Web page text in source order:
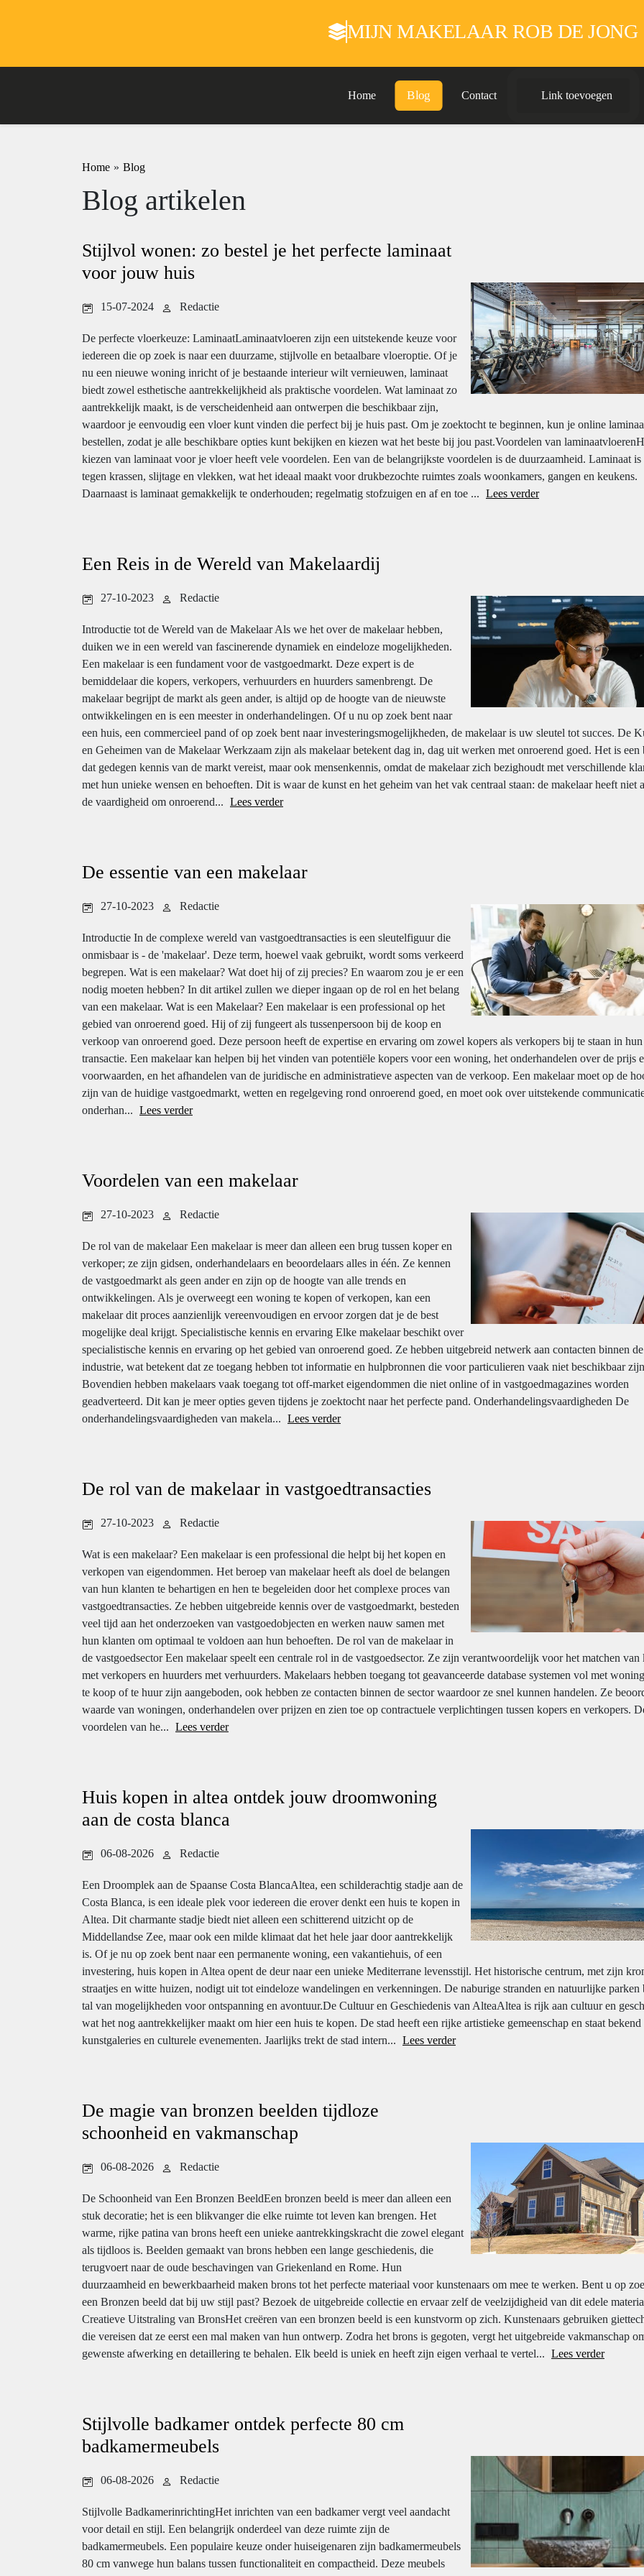
MIJN MAKELAAR ROB DE JONG
Home Blog Contact Link toevoegen
Home » Blog
Blog artikelen
Stijlvol wonen: zo bestel je het perfecte laminaat
voor jouw huis
15-07-2024 Redactie
De perfecte vloerkeuze: LaminaatLaminaatvloeren zijn een uitstekende keuze voor
iedereen die op zoek is naar een duurzame, stijlvolle en betaalbare vloeroptie. Of je
nu een nieuwe woning inricht of je bestaande interieur wilt vernieuwen, laminaat
biedt zowel esthetische aantrekkelijkheid als praktische voordelen. Wat laminaat zo
aantrekkelijk maakt, is de verscheidenheid aan ontwerpen die beschikbaar zijn,
waardoor je eenvoudig een vloer kunt vinden die perfect bij je huis past. Om je zoektocht te beginnen, kun je online
bestellen, zodat je alle beschikbare opties kunt bekijken en kiezen wat het beste bij jou past.Voordelen van
kiezen van laminaat voor je vloer heeft vele voordelen. Een van de belangrijkste voordelen is de duurzaamheid. Laminaat is
tegen krassen, slijtage en vlekken, wat het ideaal maakt voor drukbezochte ruimtes zoals woonkamers, gangen en keukens.
Daarnaast is laminaat gemakkelijk te onderhouden; regelmatig stofzuigen en af en toe ... Lees verder
Een Reis in de Wereld van Makelaardij
27-10-2023 Redactie
Introductie tot de Wereld van de Makelaar Als we het over de makelaar hebben,
duiken we in een wereld van fascinerende dynamiek en eindeloze mogelijkheden.
Een makelaar is een fundament voor de vastgoedmarkt. Deze expert is de
bemiddelaar die kopers, verkopers, verhuurders en huurders samenbrengt. De
makelaar begrijpt de markt als geen ander, is altijd op de hoogte van de nieuwste
ontwikkelingen en is een meester in onderhandelingen. Of u nu op zoek bent naar
een huis, een commercieel pand of op zoek bent naar investeringsmogelijkheden, de makelaar is uw sleutel tot succes. De
en Geheimen van de Makelaar Werkzaam zijn als makelaar betekent dag in, dag uit werken met onroerend goed. Het is een
dat gedegen kennis van de markt vereist, maar ook mensenkennis, omdat de makelaar zich bezighoudt met verschillende
met hun unieke wensen en behoeften. Dit is waar de kunst en het geheim van het vak centraal staan: de makelaar heeft niet
de vaardigheid om onroerend... Lees verder
De essentie van een makelaar
27-10-2023 Redactie
Introductie In de complexe wereld van vastgoedtransacties is een sleutelfiguur die
onmisbaar is - de 'makelaar'. Deze term, hoewel vaak gebruikt, wordt soms verkeerd
begrepen. Wat is een makelaar? Wat doet hij of zij precies? En waarom zou je er een
nodig moeten hebben? In dit artikel zullen we dieper ingaan op de rol en het belang
van een makelaar. Wat is een Makelaar? Een makelaar is een professional op het
gebied van onroerend goed. Hij of zij fungeert als tussenpersoon bij de koop en
verkoop van onroerend goed. Deze persoon heeft de expertise en ervaring om zowel kopers als verkopers bij te staan in hun
transactie. Een makelaar kan helpen bij het vinden van potentiële kopers voor een woning, het onderhandelen over de prijs
voorwaarden, en het afhandelen van de juridische en administratieve aspecten van de verkoop. Een makelaar moet op de
zijn van de huidige vastgoedmarkt, wetten en regelgeving rond onroerend goed, en moet ook over uitstekende
onderhan... Lees verder
Voordelen van een makelaar
27-10-2023 Redactie
De rol van de makelaar Een makelaar is meer dan alleen een brug tussen koper en
verkoper; ze zijn gidsen, onderhandelaars en beoordelaars alles in één. Ze kennen
de vastgoedmarkt als geen ander en zijn op de hoogte van alle trends en
ontwikkelingen. Als je overweegt een woning te kopen of verkopen, kan een
makelaar dit proces aanzienlijk vereenvoudigen en ervoor zorgen dat je de best
mogelijke deal krijgt. Specialistische kennis en ervaring Elke makelaar beschikt over
specialistische kennis en ervaring op het gebied van onroerend goed. Ze hebben uitgebreid netwerk aan contacten binnen de
industrie, wat betekent dat ze toegang hebben tot informatie en hulpbronnen die voor particulieren vaak niet beschikbaar
Bovendien hebben makelaars vaak toegang tot off-market eigendommen die niet online of in vastgoedmagazines worden
geadverteerd. Dit kan je meer opties geven tijdens je zoektocht naar het perfecte pand. Onderhandelingsvaardigheden De
onderhandelingsvaardigheden van makela... Lees verder
De rol van de makelaar in vastgoedtransacties
27-10-2023 Redactie
Wat is een makelaar? Een makelaar is een professional die helpt bij het kopen en
verkopen van eigendommen. Het beroep van makelaar heeft als doel de belangen
van hun klanten te behartigen en hen te begeleiden door het complexe proces van
vastgoedtransacties. Ze hebben uitgebreide kennis over de vastgoedmarkt, besteden
veel tijd aan het onderzoeken van vastgoedobjecten en werken nauw samen met
hun klanten om optimaal te voldoen aan hun behoeften. De rol van de makelaar in
de vastgoedsector Een makelaar speelt een centrale rol in de vastgoedsector. Ze zijn verantwoordelijk voor het matchen van
met verkopers en huurders met verhuurders. Makelaars hebben toegang tot geavanceerde database systemen vol met
te koop of te huur zijn aangeboden, ook hebben ze contacten binnen de sector waardoor ze snel kunnen handelen. Ze
waarde van woningen, onderhandelen over prijzen en zien toe op contractuele verplichtingen tussen kopers en verkopers.
voordelen van he... Lees verder
Huis kopen in altea ontdek jouw droomwoning
aan de costa blanca
06-08-2026 Redactie
Een Droomplek aan de Spaanse Costa BlancaAltea, een schilderachtig stadje aan de
Costa Blanca, is een ideale plek voor iedereen die erover denkt een huis te kopen in
Altea. Dit charmante stadje biedt niet alleen een schitterend uitzicht op de
Middellandse Zee, maar ook een milde klimaat dat het hele jaar door aantrekkelijk
is. Of je nu op zoek bent naar een permanente woning, een vakantiehuis, of een
investering, huis kopen in Altea opent de deur naar een unieke Mediterrane levensstijl. Het historische centrum, met zijn
straatjes en witte huizen, nodigt uit tot eindeloze wandelingen en verkenningen. De naburige stranden en natuurlijke parken
tal van mogelijkheden voor ontspanning en avontuur.De Cultuur en Geschiedenis van AlteaAltea is rijk aan cultuur en
wat het nog aantrekkelijker maakt om hier een huis te kopen. De stad heeft een rijke artistieke gemeenschap en staat
kunstgaleries en culturele evenementen. Jaarlijks trekt de stad intern... Lees verder
De magie van bronzen beelden tijdloze
schoonheid en vakmanschap
06-08-2026 Redactie
De Schoonheid van Een Bronzen BeeldEen bronzen beeld is meer dan alleen een
stuk decoratie; het is een blikvanger die elke ruimte tot leven kan brengen. Het
warme, rijke patina van brons heeft een unieke aantrekkingskracht die zowel elegant
als tijdloos is. Beelden gemaakt van brons hebben een lange geschiedenis, die
terugvoert naar de oude beschavingen van Griekenland en Rome. Hun
duurzaamheid en bewerkbaarheid maken brons tot het perfecte materiaal voor kunstenaars om mee te werken. Bent u op
een Bronzen beeld dat bij uw stijl past? Bezoek de uitgebreide collectie en ervaar zelf de veelzijdigheid van dit edele
Creatieve Uitstraling van BronsHet creëren van een bronzen beeld is een kunstvorm op zich. Kunstenaars gebruiken
die vereisen dat ze eerst een mal maken van hun ontwerp. Zodra het brons is gegoten, vergt het uitgebreide vakmanschap
gewenste afwerking en detaillering te behalen. Elk beeld is uniek en heeft zijn eigen verhaal te vertel... Lees verder
Stijlvolle badkamer ontdek perfecte 80 cm
badkamermeubels
06-08-2026 Redactie
Stijlvolle BadkamerinrichtingHet inrichten van een badkamer vergt veel aandacht
voor detail en stijl. Een belangrijk onderdeel van deze ruimte zijn de
badkamermeubels. Een populaire keuze onder huiseigenaren zijn badkamermeubels
80 cm vanwege hun balans tussen functionaliteit en compactheid. Deze meubels